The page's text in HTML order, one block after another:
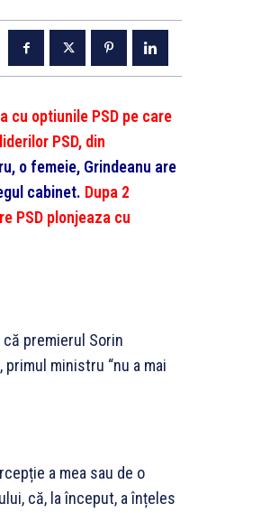
cu optiunile PSD pe care
PSD, din
o femeie, Grindeanu are
cabinet. Dupa 2
PSD plonjeaza cu
că premierul Sorin
primul ministru “nu a mai
a mea sau de o
că, la început, a înțeles